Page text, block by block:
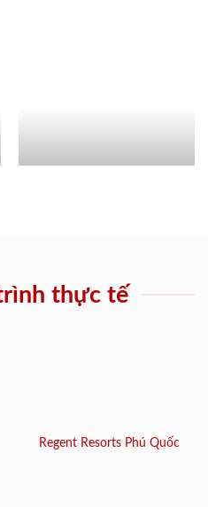
thực tế
Regent Resorts Phú Quốc